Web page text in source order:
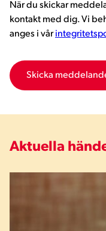
När du skickar
kontakt med dig. Vi
anges i vår
Aktuella